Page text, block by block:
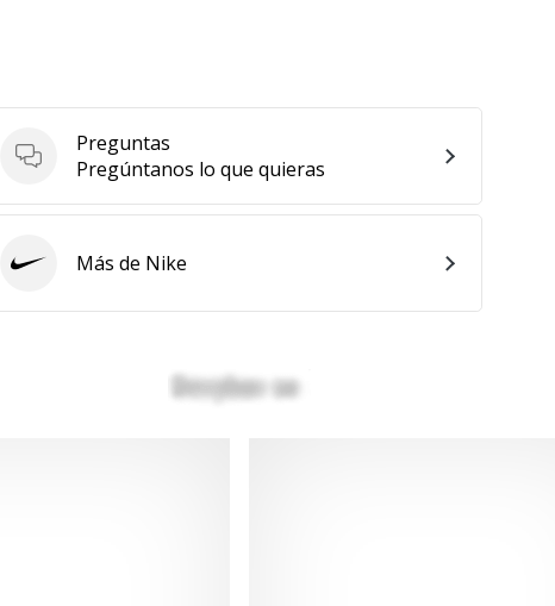
Preguntas
Preguntas
Pregúntanos lo que quieras
Nike Más de Nike